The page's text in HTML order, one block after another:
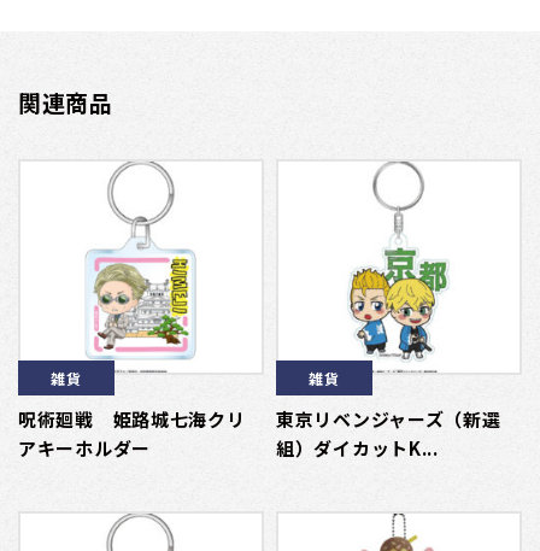
関連商品
雑貨
呪術廻戦 姫路城七海クリ
アキーホルダー
雑貨
東京リベンジャーズ（新選
組）ダイカットK...